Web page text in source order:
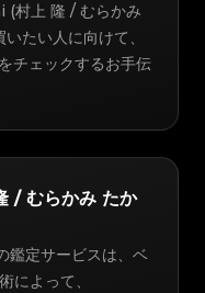
上 隆 / むらかみ
たい人に向けて、
チェックするお手伝
むらかみ たか
定サービスは、ベ
によって、